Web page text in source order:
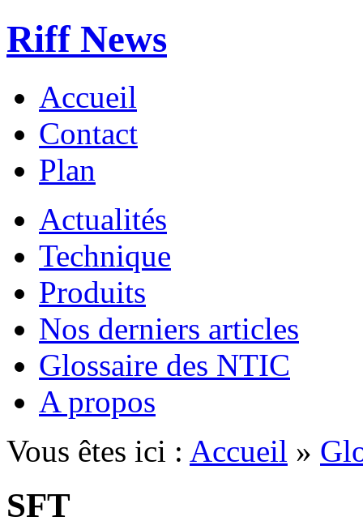
Riff News
Accueil
Contact
Plan
Actualités
Technique
Produits
Nos derniers articles
Glossaire des NTIC
A propos
Vous êtes ici : Accueil »
SFT